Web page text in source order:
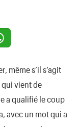
même s’il s’agit
vient de
a qualifié le coup
avec un mot qui a